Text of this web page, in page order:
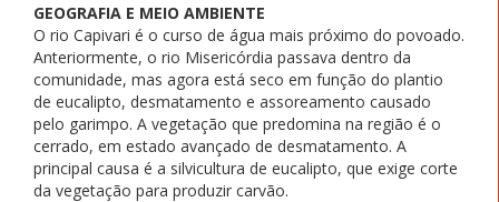
GEOGRAFIA E MEIO AMBIENTE
O rio Capivari é o curso de água mais próximo do povoado.
Anteriormente, o rio Misericórdia passava dentro da
comunidade, mas agora está seco em função do plantio
de eucalipto, desmatamento e assoreamento causado
pelo garimpo. A vegetação que predomina na região é o
cerrado, em estado avançado de desmatamento. A
principal causa é a silvicultura de eucalipto, que exige corte
da vegetação para produzir carvão.